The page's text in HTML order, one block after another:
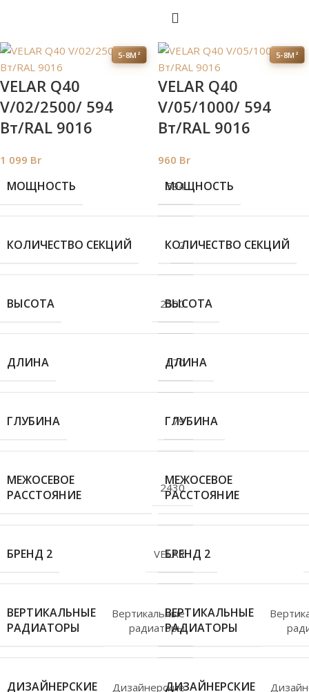
5-8М²
VELAR Q40
V/02/2500/ 594
Bт/RAL 9016
1 099 Br
МОЩНОСТЬ 594
КОЛИЧЕСТВО СЕКЦИЙ 2
ВЫСОТА 2500
ДЛИНА 170
ГЛУБИНА 79
МЕЖОСЕВОЕ
РАССТОЯНИЕ
2430
БРЕНД 2 VELAR
ВЕРТИКАЛЬНЫЕ
РАДИАТОРЫ
Вертикальные
радиаторы
ДИЗАЙНЕРСКИЕ Дизайнерские
5-8М²
VELAR Q40
V/05/1000/ 594
Bт/RAL 9016
960 Br
МОЩНОСТЬ
КОЛИЧЕСТВО СЕКЦИЙ
ВЫСОТА
ДЛИНА
ГЛУБИНА
МЕЖОСЕВОЕ
РАССТОЯНИЕ
БРЕНД 2
ВЕРТИКАЛЬНЫЕ
РАДИАТОРЫ
ДИЗАЙНЕРСКИЕ